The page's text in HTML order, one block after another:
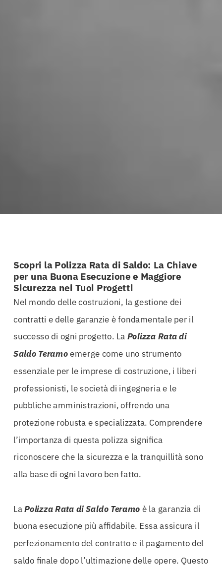
Scopri la Polizza Rata di Saldo: La Chiave
per una Buona Esecuzione e Maggiore
Sicurezza nei Tuoi Progetti
Nel mondo delle costruzioni, la gestione dei
contratti e delle garanzie è fondamentale per il
successo di ogni progetto. La Polizza Rata di
Saldo Teramoemerge come uno strumento
essenziale per le imprese di costruzione, i liberi
professionisti, le società di ingegneria e le
pubbliche amministrazioni, offrendo una
protezione robusta e specializzata. Comprendere
l’importanza di questa polizza significa
riconoscere che la sicurezza e la tranquillità sono
alla base di ogni lavoro ben fatto.
LaPolizza Rata di Saldo Teramo è la garanzia di
buona esecuzione più affidabile. Essa assicura il
perfezionamento del contratto e il pagamento del
saldo finale dopo l’ultimazione delle opere. Questo